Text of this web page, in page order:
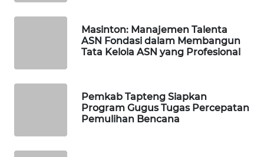
Masinton: Manajemen Talenta
ASN Fondasi dalam Membangun
Tata Kelola ASN yang Profesional
Pemkab Tapteng Siapkan
Program Gugus Tugas Percepatan
Pemulihan Bencana
TAMBANG
SIBARAGAS